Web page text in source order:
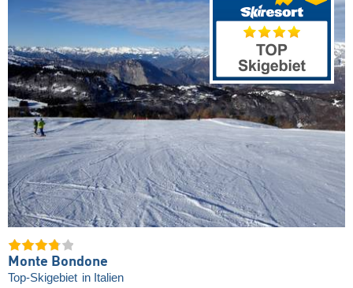
Monte Bondone
Top-Skigebiet in Italien